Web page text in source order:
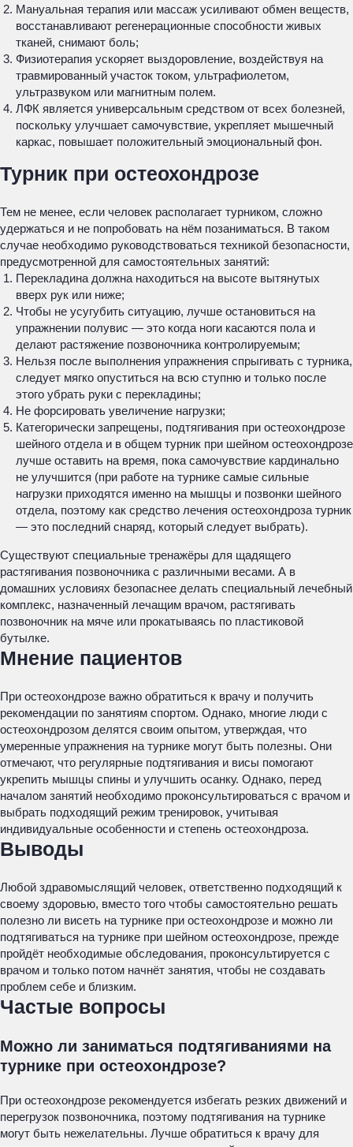
Мануальная терапия или массаж усиливают обмен веществ,
восстанавливают регенерационные способности живых
тканей, снимают боль;
Физиотерапия ускоряет выздоровление, воздействуя на
травмированный участок током, ультрафиолетом,
ультразвуком или магнитным полем.
ЛФК является универсальным средством от всех болезней,
поскольку улучшает самочувствие, укрепляет мышечный
каркас, повышает положительный эмоциональный фон.
Турник при остеохондрозе
Тем не менее, если человек располагает турником, сложно
удержаться и не попробовать на нём позаниматься. В таком
случае необходимо руководствоваться техникой безопасности,
предусмотренной для самостоятельных занятий:
Перекладина должна находиться на высоте вытянутых
вверх рук или ниже;
Чтобы не усугубить ситуацию, лучше остановиться на
упражнении полувис — это когда ноги касаются пола и
делают растяжение позвоночника контролируемым;
Нельзя после выполнения упражнения спрыгивать с турника,
следует мягко опуститься на всю ступню и только после
этого убрать руки с перекладины;
Не форсировать увеличение нагрузки;
Категорически запрещены, подтягивания при остеохондрозе
шейного отдела и в общем турник при шейном остеохондрозе
лучше оставить на время, пока самочувствие кардинально
не улучшится (при работе на турнике самые сильные
нагрузки приходятся именно на мышцы и позвонки шейного
отдела, поэтому как средство лечения остеохондроза турник
— это последний снаряд, который следует выбрать).
Существуют специальные тренажёры для щадящего
растягивания позвоночника с различными весами. А в
домашних условиях безопаснее делать специальный лечебный
комплекс, назначенный лечащим врачом, растягивать
позвоночник на мяче или прокатываясь по пластиковой
бутылке.
Мнение пациентов
При остеохондрозе важно обратиться к врачу и получить
рекомендации по занятиям спортом. Однако, многие люди с
остеохондрозом делятся своим опытом, утверждая, что
умеренные упражнения на турнике могут быть полезны. Они
отмечают, что регулярные подтягивания и висы помогают
укрепить мышцы спины и улучшить осанку. Однако, перед
началом занятий необходимо проконсультироваться с врачом и
выбрать подходящий режим тренировок, учитывая
индивидуальные особенности и степень остеохондроза.
Выводы
Любой здравомыслящий человек, ответственно подходящий к
своему здоровью, вместо того чтобы самостоятельно решать
полезно ли висеть на турнике при остеохондрозе и можно ли
подтягиваться на турнике при шейном остеохондрозе, прежде
пройдёт необходимые обследования, проконсультируется с
врачом и только потом начнёт занятия, чтобы не создавать
проблем себе и близким.
Частые вопросы
Можно ли заниматься подтягиваниями на
турнике при остеохондрозе?
При остеохондрозе рекомендуется избегать резких движений и
перегрузок позвоночника, поэтому подтягивания на турнике
могут быть нежелательны. Лучше обратиться к врачу для